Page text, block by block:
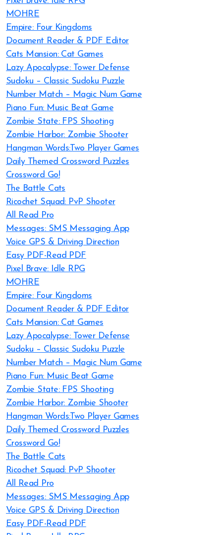
MOHRE
Empire: Four Kingdoms
Document Reader & PDF Editor
Cats Mansion: Cat Games
Lazy Apocalypse: Tower Defense
Sudoku – Classic Sudoku Puzzle
Number Match – Magic Num Game
Piano Fun: Music Beat Game
Zombie State: FPS Shooting
Zombie Harbor: Zombie Shooter
Hangman Words:Two Player Games
Daily Themed Crossword Puzzles
Crossword Go!
The Battle Cats
Ricochet Squad: PvP Shooter
All Read Pro
Messages: SMS Messaging App
Voice GPS & Driving Direction
Easy PDF-Read PDF
Pixel Brave: Idle RPG
MOHRE
Empire: Four Kingdoms
Document Reader & PDF Editor
Cats Mansion: Cat Games
Lazy Apocalypse: Tower Defense
Sudoku – Classic Sudoku Puzzle
Number Match – Magic Num Game
Piano Fun: Music Beat Game
Zombie State: FPS Shooting
Zombie Harbor: Zombie Shooter
Hangman Words:Two Player Games
Daily Themed Crossword Puzzles
Crossword Go!
The Battle Cats
Ricochet Squad: PvP Shooter
All Read Pro
Messages: SMS Messaging App
Voice GPS & Driving Direction
Easy PDF-Read PDF